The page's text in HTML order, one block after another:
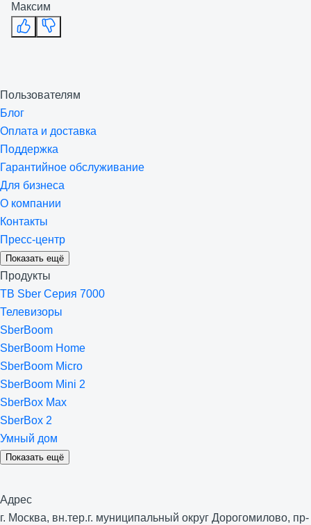
Максим
Пользователям
Блог
Оплата и доставка
Поддержка
Гарантийное обслуживание
Для бизнеса
О компании
Контакты
Пресс-центр
Показать ещё
Продукты
ТВ Sber Серия 7000
Телевизоры
SberBoom
SberBoom Home
SberBoom Micro
SberBoom Mini 2
SberBox Max
SberBox 2
Умный дом
Показать ещё
Адрес
г. Москва, вн.тер.г. муниципальный округ Дорогомилово, пр-